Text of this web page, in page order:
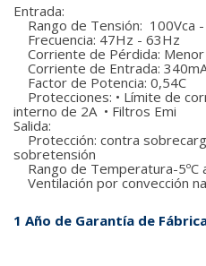
Entrada:
Rango de Tensión: 100Vca -
Frecuencia: 47Hz - 63Hz
Corriente de Pérdida: Menor
Corriente de Entrada:
Factor de Potencia: 0,54C
Protecciones: • Límite de
interno de 2A • Filtros Emi
Salida:
Protección: contra
sobretensión
Rango de Temperatura-5ºC
Ventilación por convección
1 Año de Garantía de